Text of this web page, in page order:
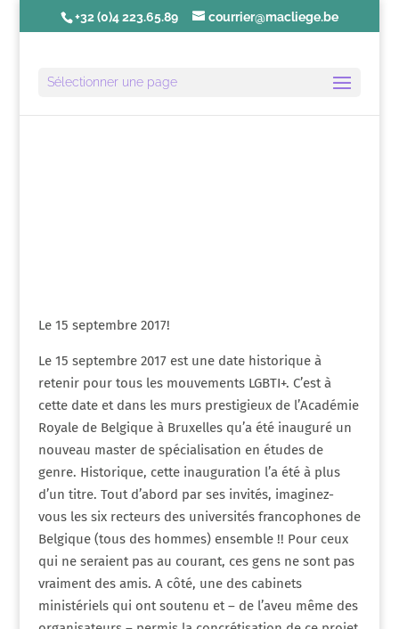
+32 (0)4 223.65.89 courrier@macliege.be
Sélectionner une page
Le 15 septembre 2017!
Le 15 septembre 2017 est une date historique à
retenir pour tous les mouvements LGBTI+. C’est à
cette date et dans les murs prestigieux de l’Académie
Royale de Belgique à Bruxelles qu’a été inauguré un
nouveau master de spécialisation en études de
genre. Historique, cette inauguration l’a été à plus
d’un titre. Tout d’abord par ses invités, imaginez-
vous les six recteurs des universités francophones de
Belgique (tous des hommes) ensemble !! Pour ceux
qui ne seraient pas au courant, ces gens ne sont pas
vraiment des amis. A côté, une des cabinets
ministériels qui ont soutenu et – de l’aveu même des